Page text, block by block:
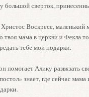
большой сверток,
Воскресе, маленький
твоя мама в церкви и Фекла
тебе мои подарки.
помогает Алику развязать
знает, где сейчас